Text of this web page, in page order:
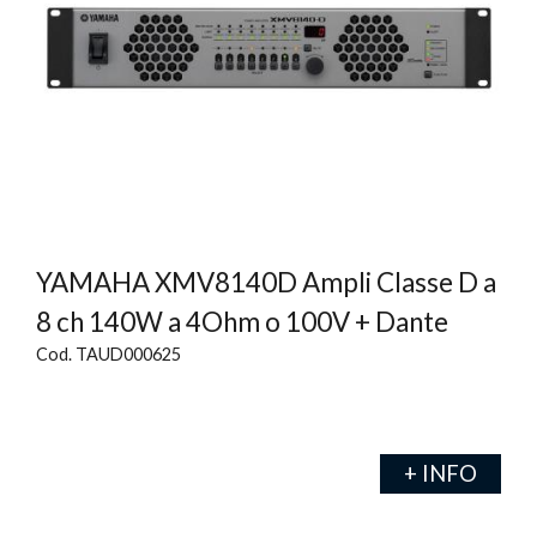
YAMAHA XMV8140D Ampli Classe D a
8 ch 140W a 4Ohm o 100V + Dante
Cod. TAUD000625
+ INFO